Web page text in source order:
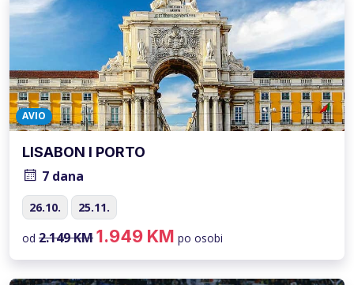
AVIO
LISABON I PORTO
7 dana
26.10. 25.11.
od 2.149 KM1.949 KM po osobi